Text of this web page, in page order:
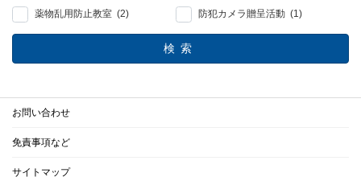
薬物乱用防止教室 (2) 防犯カメラ贈呈活動 (1)
検索
お問い合わせ
免責事項など
サイトマップ